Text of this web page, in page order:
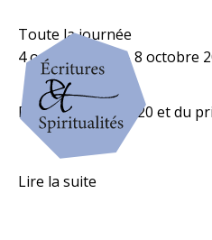
Remise
prix
É&S
2020
Toute la journée
4 octobre 2021
–8 octobre
Remise du prix 2020 et du
Lire la suite